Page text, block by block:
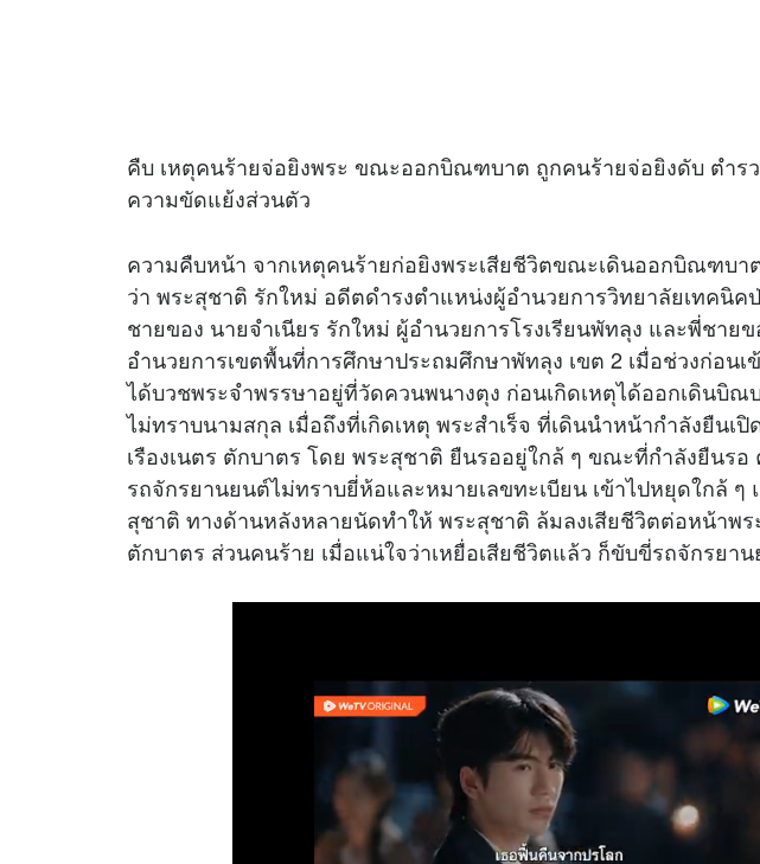
คืบ เหตุคนร้ายจ่อยิงพระ ขณะออกบิณฑบาต ถูกคนร้ายจ่อยิงดับ ตำร
ความขัดแย้งส่วนตัว
ความคืบหน้า จากเหตุคนร้ายก่อยิงพระเสียชีวิตขณะเดินออกบิณฑบา
ว่า พระสุชาติ รักใหม่ อดีตดำรงตำแหน่งผู้อำนวยการวิทยาลัยเทคนิค
ชายของ นายจำเนียร รักใหม่ ผู้อำนวยการโรงเรียนพัทลุง และพี่ชาย
อำนวยการเขตพื้นที่การศึกษาประถมศึกษาพัทลุง เขต 2 เมื่อช่วงก่อน
ได้บวชพระจำพรรษาอยู่ที่วัดควนพนางตุง ก่อนเกิดเหตุได้ออกเดินบิณ
ไม่ทราบนามสกุล เมื่อถึงที่เกิดเหตุ พระสำเร็จ ที่เดินนำหน้ากำลังยืนเ
เรืองเนตร ตักบาตร โดย พระสุชาติ ยืนรออยู่ใกล้ ๆ ขณะที่กำลังยืนร
รถจักรยานยนต์ไม่ทราบยี่ห้อและหมายเลขทะเบียน เข้าไปหยุดใกล้ ๆ
สุชาติ ทางด้านหลังหลายนัดทำให้ พระสุชาติ ล้มลงเสียชีวิตต่อหน้าพ
ตักบาตร ส่วนคนร้าย เมื่อแน่ใจว่าเหยื่อเสียชีวิตแล้ว ก็ขับขี่รถจักรยา